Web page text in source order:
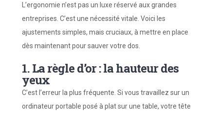
L’ergonomie n’est pas un luxe réservé aux grandes
entreprises. C’est une nécessité vitale. Voici les
ajustements simples, mais cruciaux, à mettre en place
dès maintenant pour sauver votre dos.
1. La règle d’or : la hauteur des
yeux
C’est l’erreur la plus fréquente. Si vous travaillez sur un
ordinateur portable posé à plat sur une table, votre tête